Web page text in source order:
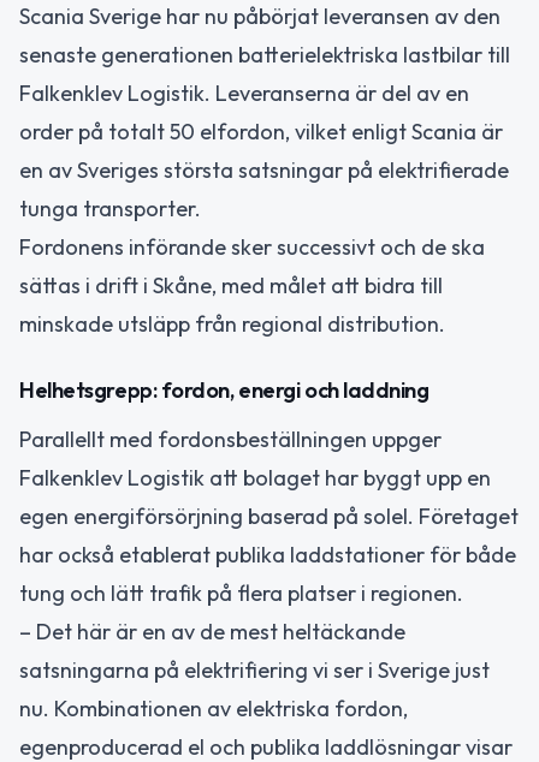
Scania Sverige har nu påbörjat leveransen av den
senaste generationen batterielektriska lastbilar till
Falkenklev Logistik. Leveranserna är del av en
order på totalt 50 elfordon, vilket enligt Scania är
en av Sveriges största satsningar på elektrifierade
tunga transporter.
Fordonens införande sker successivt och de ska
sättas i drift i Skåne, med målet att bidra till
minskade utsläpp från regional distribution.
Helhetsgrepp: fordon, energi och laddning
Parallellt med fordonsbeställningen uppger
Falkenklev Logistik att bolaget har byggt upp en
egen energiförsörjning baserad på solel. Företaget
har också etablerat publika laddstationer för både
tung och lätt trafik på flera platser i regionen.
– Det här är en av de mest heltäckande
satsningarna på elektrifiering vi ser i Sverige just
nu. Kombinationen av elektriska fordon,
egenproducerad el och publika laddlösningar visar